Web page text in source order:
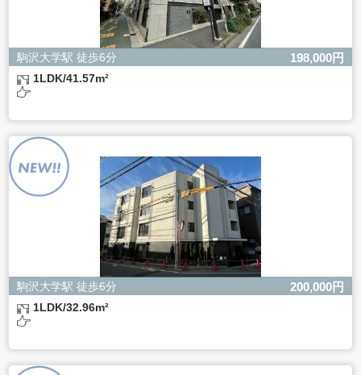
駒沢大学駅 徒歩6分 198,000円
1LDK/41.57m²
駒沢大学駅 徒歩6分 200,000円
1LDK/32.96m²